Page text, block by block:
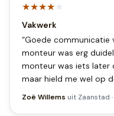
★★★★★
Vakwerk
“Goede communicatie
monteur was erg
monteur was iets later
maar hield me wel op
Zoë Willems uit Zaanstad ·